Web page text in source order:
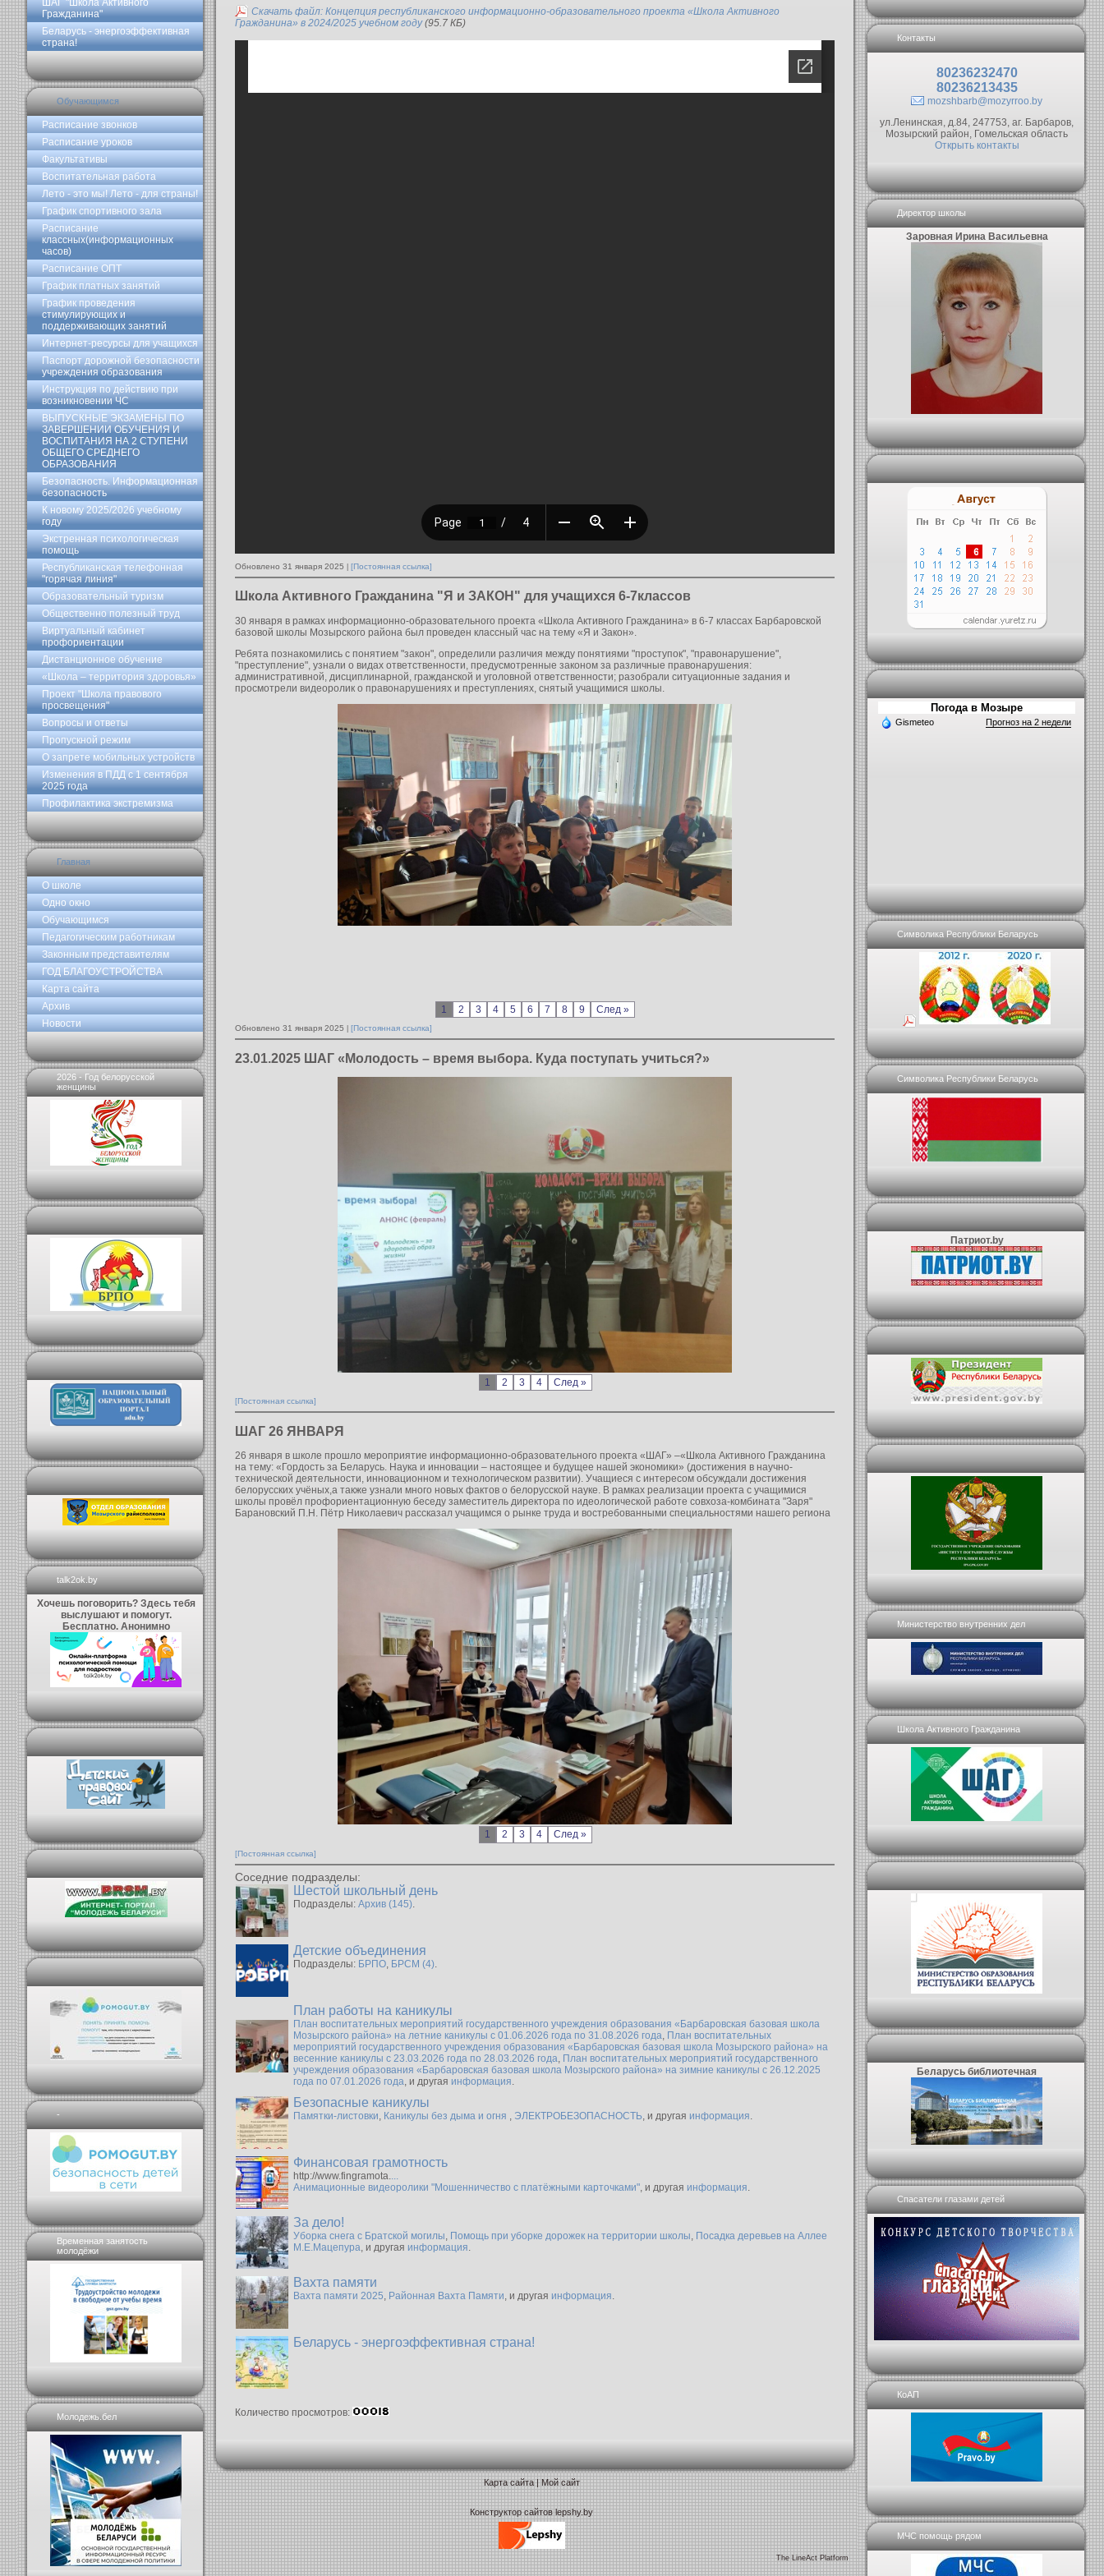
ШАГ "Школа Активного
Гражданина"
Беларусь - энергоэффективная
страна!
Обучающимся
Расписание звонков
Расписание уроков
Факультативы
Воспитательная работа
Лето - это мы! Лето - для страны!
График спортивного зала
Расписание
классных(информационных
часов)
Расписание ОПТ
График платных занятий
График проведения
стимулирующих и
поддерживающих занятий
Интернет-ресурсы для учащихся
Паспорт дорожной безопасности
учреждения образования
Инструкция по действию при
возникновении ЧС
ВЫПУСКНЫЕ ЭКЗАМЕНЫ ПО
ЗАВЕРШЕНИИ ОБУЧЕНИЯ И
ВОСПИТАНИЯ НА 2 СТУПЕНИ
ОБЩЕГО СРЕДНЕГО
ОБРАЗОВАНИЯ
Безопасность. Информационная
безопасность
К новому 2025/2026 учебному
году
Экстренная психологическая
помощь
Республиканская телефонная
"горячая линия"
Образовательный туризм
Общественно полезный труд
Виртуальный кабинет
профориентации
Дистанционное обучение
«Школа – территория здоровья»
Проект "Школа правового
просвещения"
Вопросы и ответы
Пропускной режим
О запрете мобильных устройств
Изменения в ПДД с 1 сентября
2025 года
Профилактика экстремизма
Главная
О школе
Одно окно
Обучающимся
Педагогическим работникам
Законным представителям
ГОД БЛАГОУСТРОЙСТВА
Карта сайта
Архив
Новости
2026 - Год белорусской
женщины
talk2ok.by
Хочешь поговорить? Здесь тебя
выслушают и помогут.
Бесплатно. Анонимно
-
Временная занятость
молодёжи
Молодежь.бел
Скачать файл: Концепция республиканского информационно-образовательного проекта «Школа Активного
Гражданина» в 2024/2025 учебном году(95.7 КБ)
Обновлено 31 января 2025 [Постоянная ссылка]
Школа Активного Гражданина "Я и ЗАКОН" для учащихся 6-7классов
30 января в рамках информационно-образовательного проекта «Школа Активного Гражданина» в 6-7 классах Барбаровской
базовой школы Мозырского района был проведен классный час на тему «Я и Закон».
Ребята познакомились с понятием "закон", определили различия между понятиями "проступок", "правонарушение",
"преступление", узнали о видах ответственности, предусмотренные законом за различные правонарушения:
административной, дисциплинарной, гражданской и уголовной ответственности; разобрали ситуационные задания и
просмотрели видеоролик о правонарушениях и преступлениях, снятый учащимися школы.
1 2 3 4 5 6 7 8 9 След »
Обновлено 31 января 2025 [Постоянная ссылка]
23.01.2025 ШАГ «Молодость – время выбора. Куда поступать учиться?»
1 2 3 4 След »
[Постоянная ссылка]
ШАГ 26 ЯНВАРЯ
26 января в школе прошло мероприятие информационно-образовательного проекта «ШАГ» –«Школа Активного Гражданина
на тему: «Гордость за Беларусь. Наука и инновации – настоящее и будущее нашей экономики» (достижения в научно-
технической деятельности, инновационном и технологическом развитии). Учащиеся с интересом обсуждали достижения
белорусских учёных,а также узнали много новых фактов о белорусской науке. В рамках реализации проекта с учащимися
школы провёл профориентационную беседу заместитель директора по идеологической работе совхоза-комбината "Заря"
Барановский П.Н. Пётр Николаевич рассказал учащимся о рынке труда и востребованными специальностями нашего региона
1 2 3 4 След »
[Постоянная ссылка]
Соседние подразделы:
Шестой школьный день
Подразделы: Архив (145)
Детские объединения
Подразделы: БРПО БРСМ (4)
План работы на каникулы
План воспитательных мероприятий государственного учреждения образования «Барбаровская базовая школа
Мозырского района» на летние каникулы с 01.06.2026 года по 31.08.2026 года План воспитательных
мероприятий государственного учреждения образования «Барбаровская базовая школа Мозырского района» на
весенние каникулы с 23.03.2026 года по 28.03.2026 года План воспитательных мероприятий государственного
учреждения образования «Барбаровская базовая школа Мозырского района» на зимние каникулы с 26.12.2025
года по 07.01.2026 года , и другая информация
Безопасные каникулы
Памятки-листовки Каникулы без дыма и огня ЭЛЕКТРОБЕЗОПАСНОСТЬ , и другая информация
Финансовая грамотность
http://www.fingramota.
Анимационные видеоролики "Мошенничество с платёжными карточками" , и другая информация
За дело!
Уборка снега с Братской могилы Помощь при уборке дорожек на территории школы Посадка деревьев на Аллее
М.Е.Мацепура , и другая информация
Вахта памяти
Вахта памяти 2025 Районная Вахта Памяти , и другая информация
Беларусь - энергоэффективная страна!
Количество просмотров:
Карта сайта | Мой сайт
Конструктор сайтов lepshy.by
The LineAct Platform
Контакты
80236232470
80236213435
mozshbarb@mozyrroo.by
ул.Ленинская, д.84, 247753, аг. Барбаров,
Мозырский район, Гомельская область
Открыть контакты
Директор школы
Заровная Ирина Васильевна
Погода в Мозыре
Gismeteo Прогноз на 2 недели
Символика Республики Беларусь
Символика Республики Беларусь
Патриот.by
Министерство внутренних дел
Школа Активного Гражданина
Беларусь библиотечная
Спасатели глазами детей
КоАП
МЧС помощь рядом